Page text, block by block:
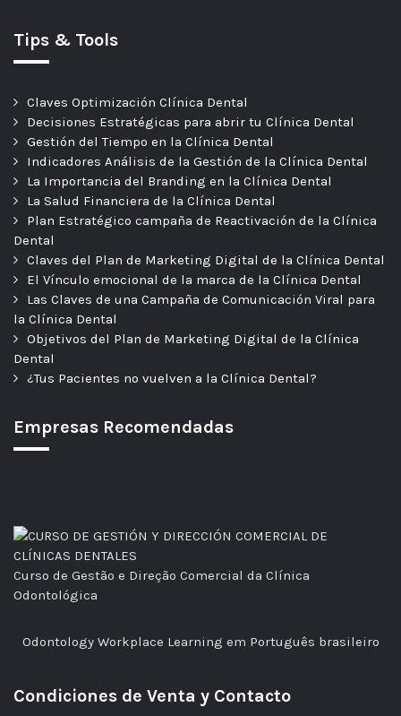
Tips & Tools
Claves Optimización Clínica Dental
Decisiones Estratégicas para abrir tu Clínica Dental
Gestión del Tiempo en la Clínica Dental
Indicadores Análisis de la Gestión de la Clínica Dental
La Importancia del Branding en la Clínica Dental
La Salud Financiera de la Clínica Dental
Plan Estratégico campaña de Reactivación de la Clínica
Dental
Claves del Plan de Marketing Digital de la Clínica Dental
El Vínculo emocional de la marca de la Clínica Dental
Las Claves de una Campaña de Comunicación Viral para
la Clínica Dental
Objetivos del Plan de Marketing Digital de la Clínica
Dental
¿Tus Pacientes no vuelven a la Clínica Dental?
Empresas Recomendadas
Curso de Gestão e Direção Comercial da Clínica
Odontológica
Odontology Workplace Learning em Português brasileiro
Condiciones de Venta y Contacto